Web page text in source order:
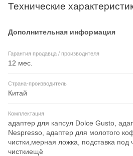
Технические
Дополнительная информация
Гарантия продавца / производителя
12 мес.
Страна-производитель
Китай
Комплектация
адаптер для капсул Dolce Gusto,
Nespresso, адаптер для молотого
чистки,мерная ложка, подставка под
чисткиещё